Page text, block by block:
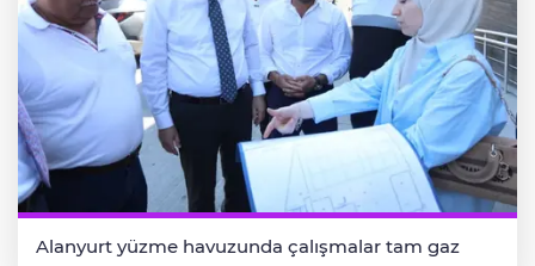
Alanyurt yüzme havuzunda çalışmalar tam gaz